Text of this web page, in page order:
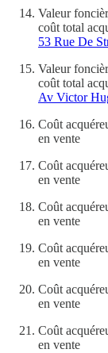
Valeur
coût total
53 Rue De
Valeur
coût total
Av Victor
Coût
en vente
Coût
en vente
Coût
en vente
Coût
en vente
Coût
en vente
Coût
en vente